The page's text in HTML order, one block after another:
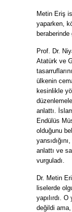
Metin Eriş
yaparken,
Prof. Dr.
Atatürk ve
ülkenin
kesinlikle
anlattı.
Endülüs
olduğunu
anlattı ve
vurguladı.
Dr. Metin
liselerde
yapılırdı.
değildi